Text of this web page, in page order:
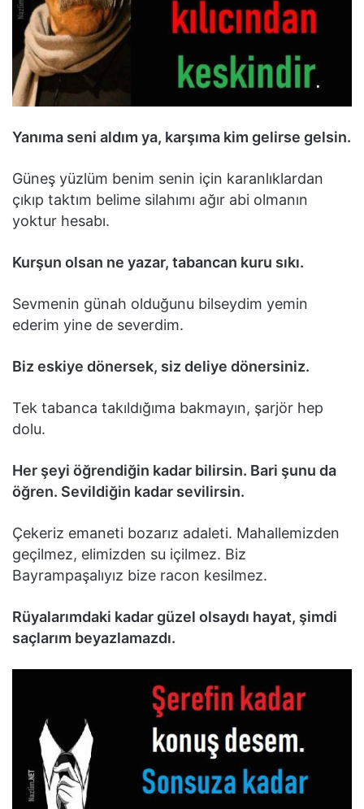
Yanıma seni aldım ya, karşıma kim gelirse gelsin.
Güneş yüzlüm benim senin için karanlıklardan
çıkıp taktım belime silahımı ağır abi olmanın
yoktur hesabı.
Kurşun olsan ne yazar, tabancan kuru sıkı.
Sevmenin günah olduğunu bilseydim yemin
ederim yine de severdim.
Biz eskiye dönersek, siz deliye dönersiniz.
Tek tabanca takıldığıma bakmayın, şarjör hep
dolu.
Her şeyi öğrendiğin kadar bilirsin. Bari şunu da
öğren. Sevildiğin kadar sevilirsin.
Çekeriz emaneti bozarız adaleti. Mahallemizden
geçilmez, elimizden su içilmez. Biz
Bayrampaşalıyız bize racon kesilmez.
Rüyalarımdaki kadar güzel olsaydı hayat, şimdi
saçlarım beyazlamazdı.